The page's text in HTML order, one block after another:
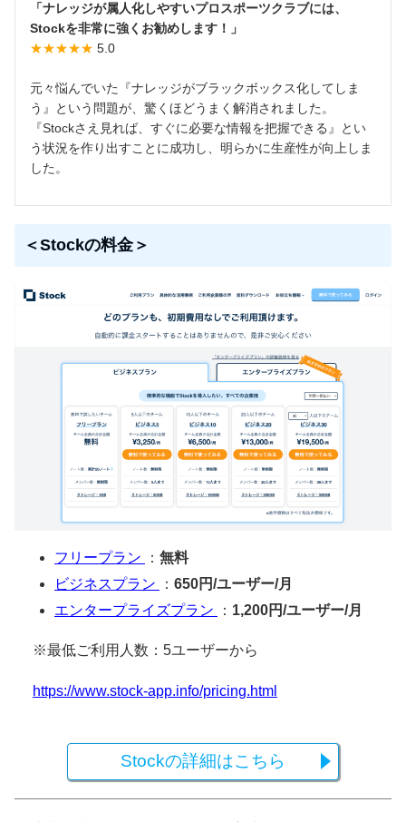
「ナレッジが属人化しやすいプロスポーツクラブには、
Stockを非常に強くお勧めします！」
★★★★★ 5.0
元々悩んでいた『ナレッジがブラックボックス化してしま
う』という問題が、驚くほどうまく解消されました。
『Stockさえ見れば、すぐに必要な情報を把握できる』とい
う状況を作り出すことに成功し、明らかに生産性が向上しま
した。
＜Stockの料金＞
フリープラン ： 無料
ビジネスプラン
： 650円/ユーザー/月
エンタープライズプラン
： 1,200円/ユーザー/月
※最低ご利用人数：5ユーザーから
https://www.stock-app.info/pricing.html
Stockの詳細はこちら